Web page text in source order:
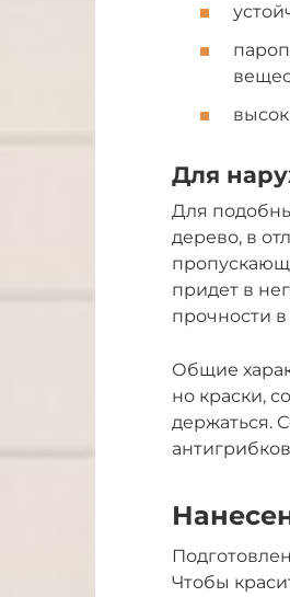
Для
Для
дерево, в
придет в
прочности
Общие
но краски,
держаться.
Чтобы